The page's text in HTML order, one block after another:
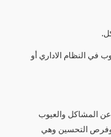
النظام الاداري أو
المشاكل والعيوب
وفرص التحسين وهي